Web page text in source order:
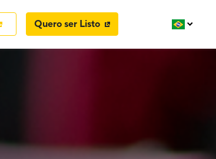
Quero ser Listo